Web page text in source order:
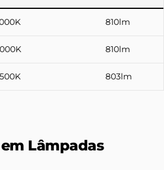
810lm
810lm
803lm
Lâmpadas